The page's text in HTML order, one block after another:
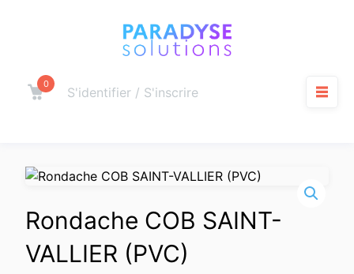
Panier
0
S'identifier / S'inscrire
Rondache COB SAINT-
VALLIER (PVC)